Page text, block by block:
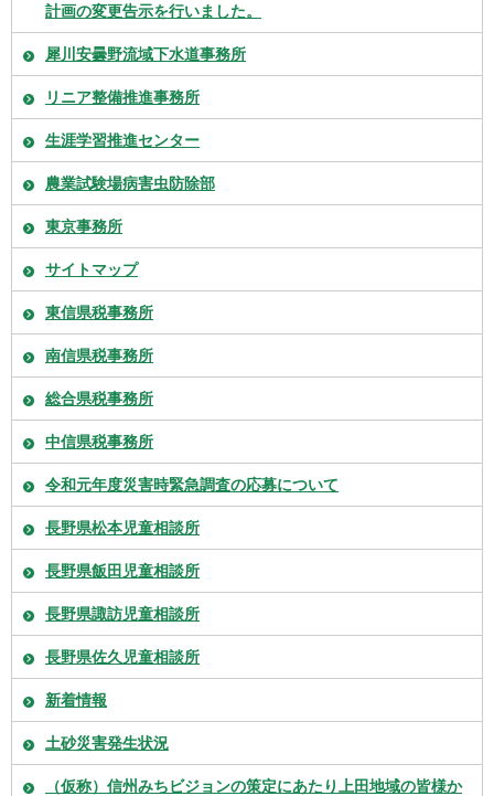
計画の変更告示を行いました。
犀川安曇野流域下水道事務所
リニア整備推進事務所
生涯学習推進センター
農業試験場病害虫防除部
東京事務所
サイトマップ
東信県税事務所
南信県税事務所
総合県税事務所
中信県税事務所
令和元年度災害時緊急調査の応募について
長野県松本児童相談所
長野県飯田児童相談所
長野県諏訪児童相談所
長野県佐久児童相談所
新着情報
土砂災害発生状況
（仮称）信州みちビジョンの策定にあたり上田地域の皆様か